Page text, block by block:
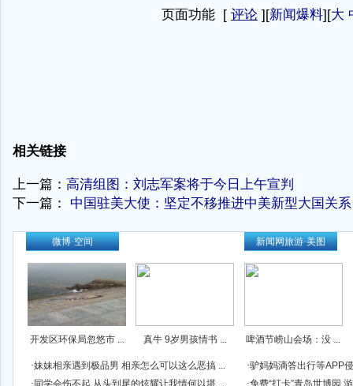
页面功能 [ 评论 ][新闻爆料][大
相关链接
上一篇： 高清组图：刘志军案将于今日上午宣判
下一篇：
中国驻美大使：坚定不移推进中美新型大国关系